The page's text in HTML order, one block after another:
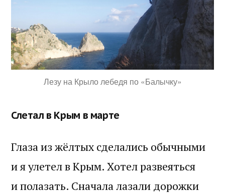
Лезу на Крыло лебедя по «Балычку»
Слетал в Крым в марте
Глаза из жёлтых сделались обычными
и я улетел в Крым. Хотел развеяться
и полазать. Сначала лазали дорожки